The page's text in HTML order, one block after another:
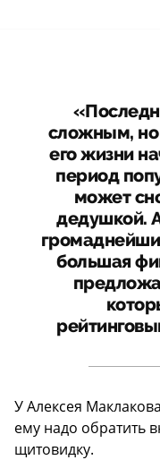
сложным, но
его жизни
период
может
дедушкой.
большая
У Алексея
ему надо обратить
щитовидку.